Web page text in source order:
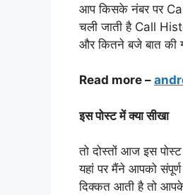
आप किसके नंबर पर
चली जाती है Call
और कितने बजे बात की
Read more –
इस पोस्ट में क्या सीखा
तो दोस्तों आज इस
यहां पर मैंने आपको
दिक्कत आती है तो